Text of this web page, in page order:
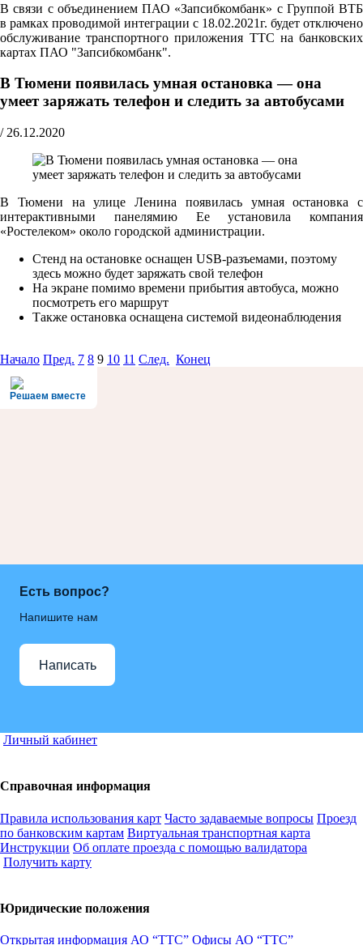
В связи с объединением ПАО «Запсибкомбанк» с Группой ВТБ
в рамках проводимой интеграции с 18.02.2021г. будет отключено
обслуживание транспортного приложения ТТС на банковских
картах ПАО "Запсибкомбанк".
В Тюмени появилась умная остановка — она
умеет заряжать телефон и следить за автобусами
/ 26.12.2020
В Тюмени на улице Ленина появилась умная остановка с
интерактивными панелямию Ее установила компания
«Ростелеком» около городской администрации.
Стенд на остановке оснащен USB-разъемами, поэтому
здесь можно будет заряжать свой телефон
На экране помимо времени прибытия автобуса, можно
посмотреть его маршрут
Также остановка оснащена системой видеонаблюдения
Начало Пред. 7 8 9 10 11 След. Конец
Решаем вместе
Есть вопрос?
Напишите нам
Написать
Личный кабинет
Справочная информация
Правила использования карт Часто задаваемые вопросы Проезд
по банковским картам Виртуальная транспортная карта
Инструкции Об оплате проезда с помощью валидатора
Получить карту
Юридические положения
Открытая информация АО “ТТС” Офисы АО “ТТС”